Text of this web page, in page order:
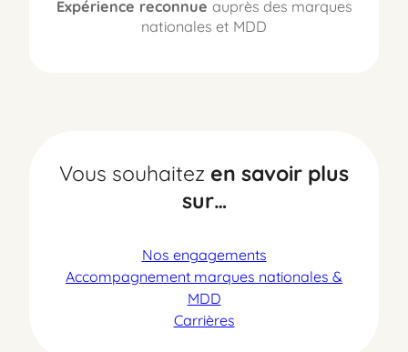
Expérience reconnue auprès des marques
nationales et MDD
Vous souhaitez en savoir plus
sur…
Nos engagements
Accompagnement marques nationales &
MDD
Carrières